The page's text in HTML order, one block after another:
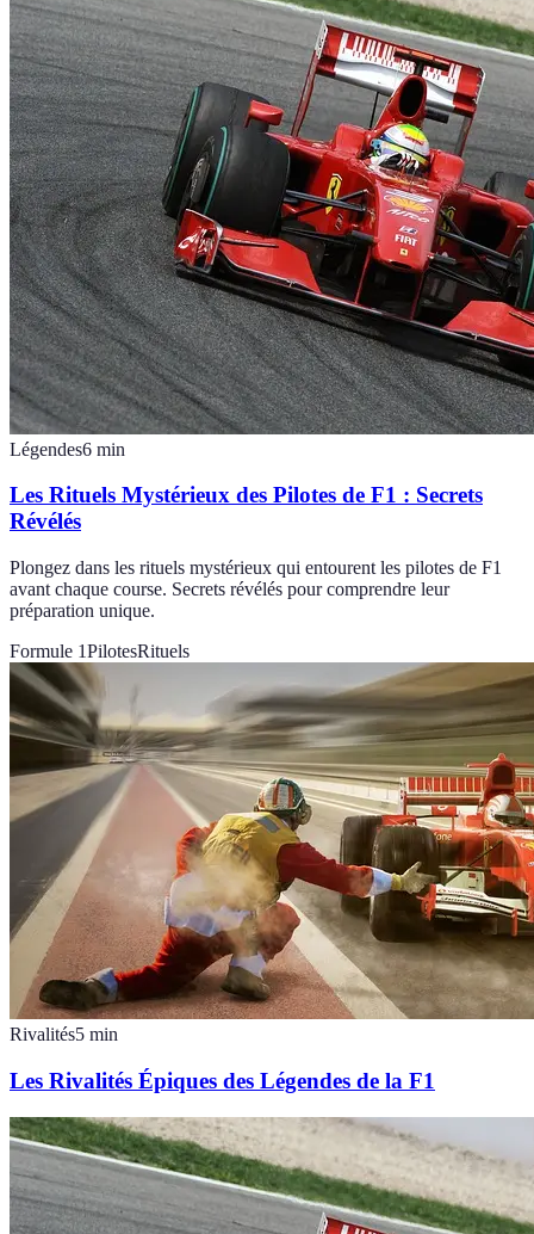
Légendes6 min
Les Rituels Mystérieux des Pilotes de F1 : Secrets
Révélés
Plongez dans les rituels mystérieux qui entourent les pilotes de F1
avant chaque course. Secrets révélés pour comprendre leur
préparation unique.
Formule 1PilotesRituels
Rivalités5 min
Les Rivalités Épiques des Légendes de la F1